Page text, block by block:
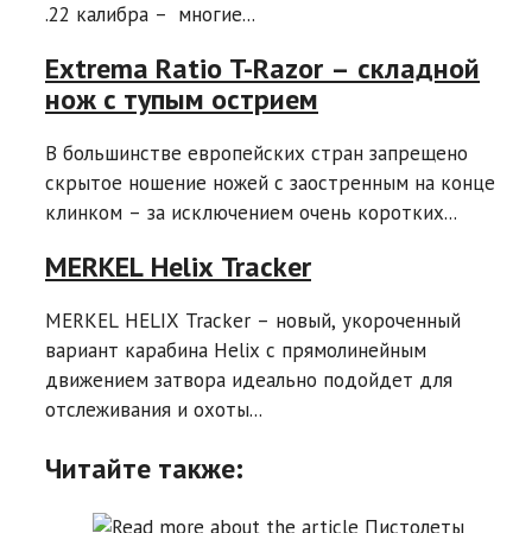
.22 калибра – многие...
Extrema Ratio T-Razor – складной
нож с тупым острием
В большинстве европейских стран запрещено
скрытое ношение ножей с заостренным на конце
клинком – за исключением очень коротких...
MERKEL Helix Tracker
MERKEL HELIX Tracker – новый, укороченный
вариант карабина Helix с прямолинейным
движением затвора идеально подойдет для
отслеживания и охоты...
Читайте также: